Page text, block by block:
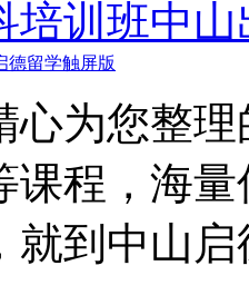
培训班中
德留学触屏版
心为您整
课程，海
就到中山